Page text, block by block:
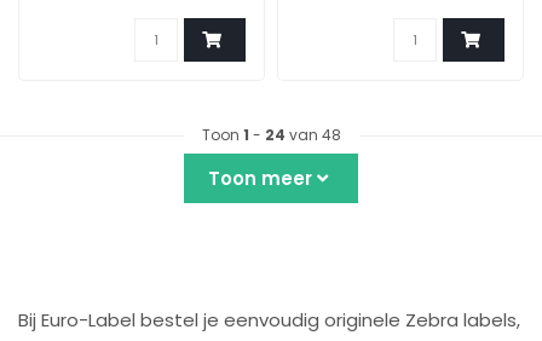
Toon 1 - 24 van 48
Toon meer
Bij Euro-Label bestel je eenvoudig originele Zebra labels,